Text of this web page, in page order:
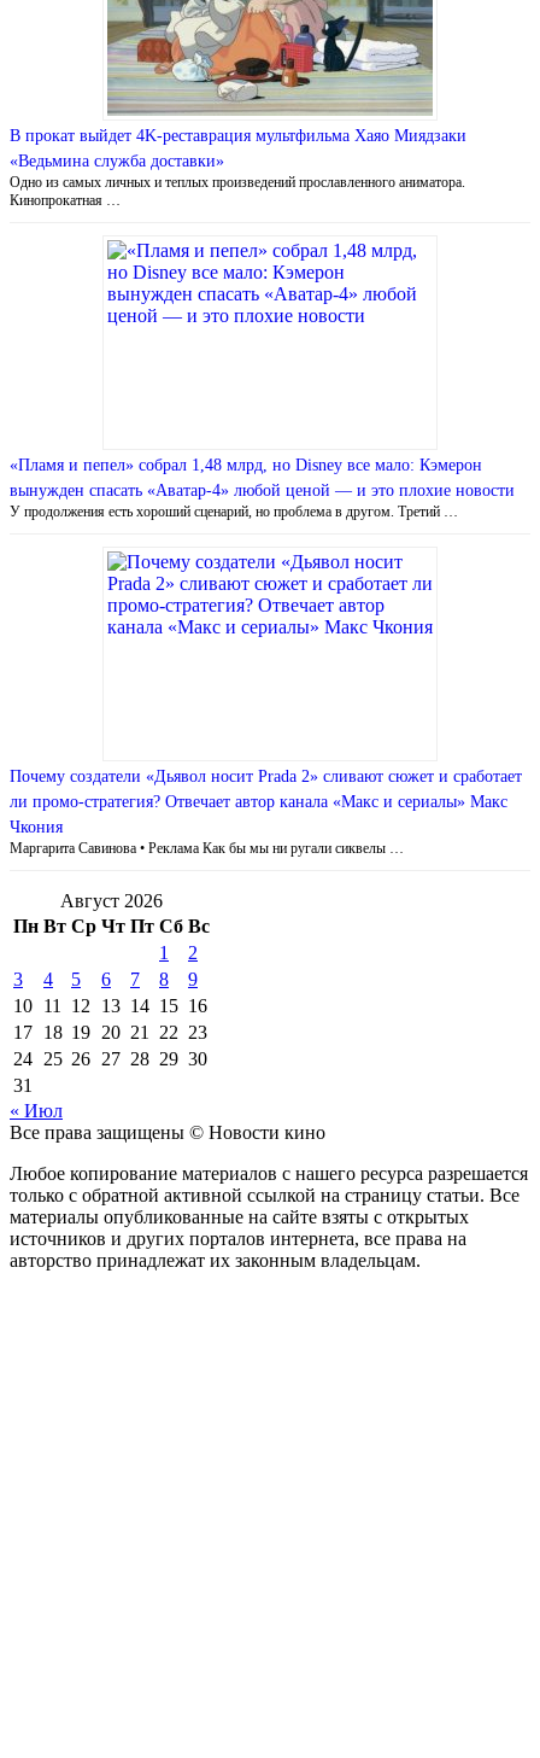
В прокат выйдет 4K-реставрация мультфильма Хаяо Миядзаки
«Ведьмина служба доставки»
Одно из самых личных и теплых произведений прославленного аниматора.
Кинопрокатная …
«Пламя и пепел» собрал 1,48 млрд, но Disney все мало: Кэмерон
вынужден спасать «Аватар-4» любой ценой — и это плохие новости
У продолжения есть хороший сценарий, но проблема в другом. Третий …
Почему создатели «Дьявол носит Prada 2» сливают сюжет и сработает
ли промо-стратегия? Отвечает автор канала «Макс и сериалы» Макс
Чкония
Маргарита Савинова • Реклама Как бы мы ни ругали сиквелы …
Август 2026
Пн Вт Ср Чт Пт Сб Вс
1
2
3
4 5 6 7 8
9
10 11 12 13 14 15 16
17 18 19 20 21 22 23
24 25 26 27 28 29 30
31
« Июл
Все права защищены © Новости кино
Любое копирование материалов с нашего ресурса разрешается
только с обратной активной ссылкой на страницу статьи. Все
материалы опубликованные на сайте взяты с открытых
источников и других порталов интернета, все права на
авторство принадлежат их законным владельцам.